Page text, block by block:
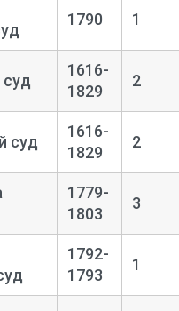
1790 1
суд
1616-
1829
2
суд
1616-
1829
2
1779-
1803
3
1792-
1793
1